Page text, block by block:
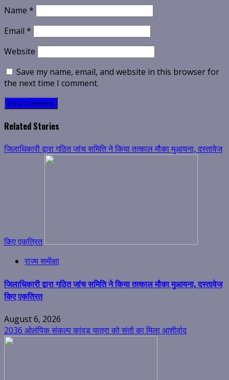
Name *
Email *
Website
Save my name, email, and website in this browser for
the next time I comment.
Related Stories
जिलाधिकारी द्वारा गठित जांच समिति ने किया तत्काल मौका मुआयना, दस्तावेज
किए एकत्रित
राज्य समीक्षा
जिलाधिकारी द्वारा गठित जांच समिति ने किया तत्काल मौका मुआयना, दस्तावेज
किए एकत्रित
August 6, 2026
2036 ओलंपिक संकल्प कांवड़ यात्रा को संतों का मिला आशीर्वाद